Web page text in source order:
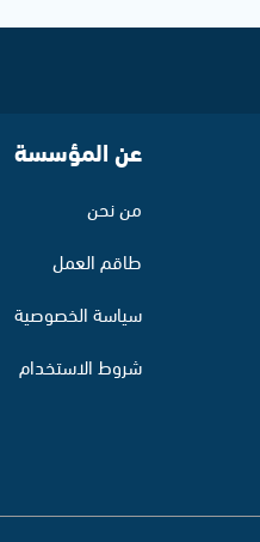
عن المؤسسة
من نحن
طاقم العمل
سياسة الخصوصية
شروط الاستخدام